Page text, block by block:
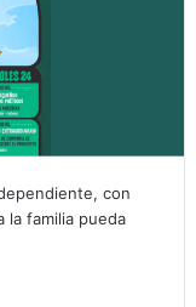
con
la familia pueda